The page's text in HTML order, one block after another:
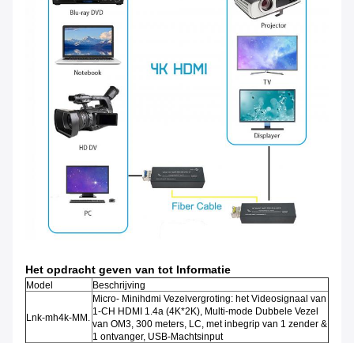
Het opdracht geven van tot Informatie
Model Beschrijving
Lnk-mh4k-MM.
Micro- Minihdmi Vezelvergroting: het Videosignaal van
1-CH HDMI 1.4a (4K*2K), Multi-mode Dubbele Vezel
van OM3, 300 meters, LC, met inbegrip van 1 zender &
1 ontvanger, USB-Machtsinput